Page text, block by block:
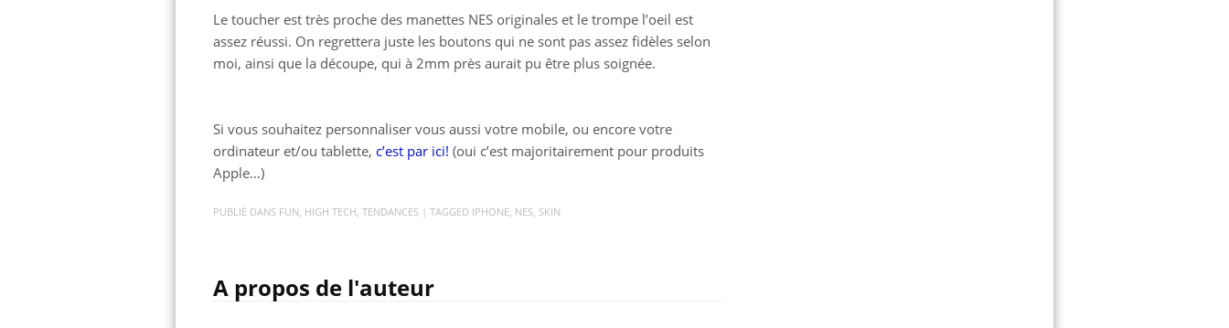
Le toucher est très proche des manettes NES originales et le trompe l’oeil est
assez réussi. On regrettera juste les boutons qui ne sont pas assez fidèles selon
moi, ainsi que la découpe, qui à 2mm près aurait pu être plus soignée.
Si vous souhaitez personnaliser vous aussi votre mobile, ou encore votre
ordinateur et/ou tablette, c’est par ici! (oui c’est majoritairement pour produits
Apple…)
PUBLIÉ DANS FUN, HIGH TECH,TENDANCES | TAGGED IPHONE, NES, SKIN
A propos de l'auteur